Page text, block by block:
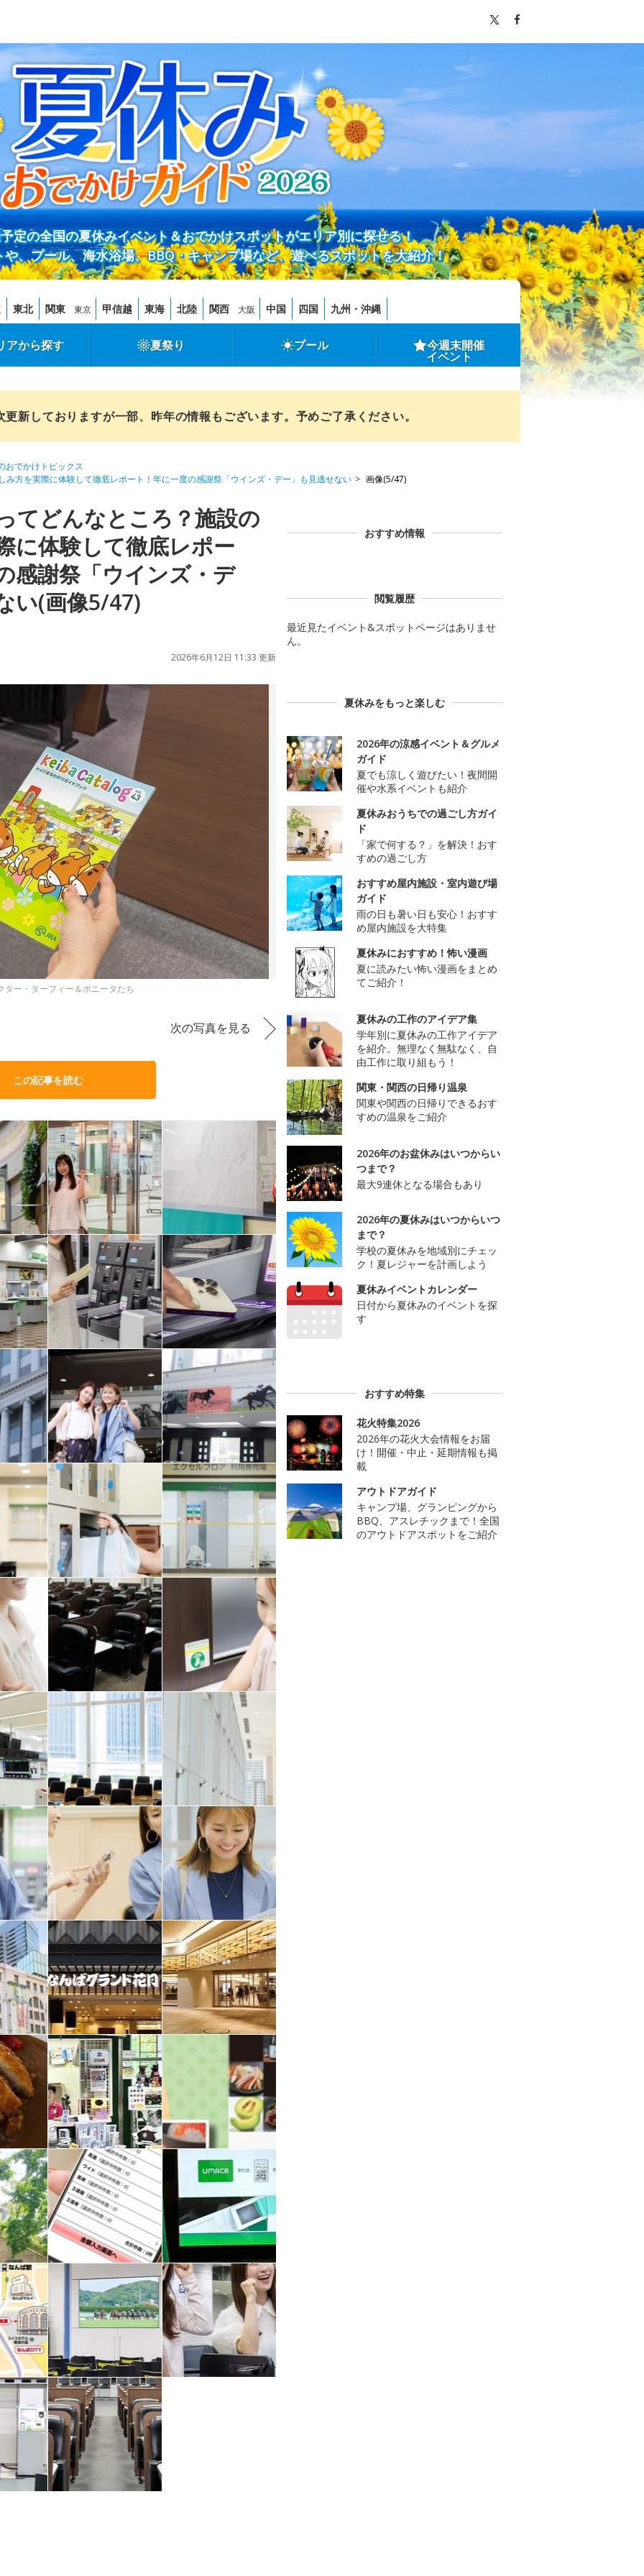
定の全国の夏休みイベント＆おでかけスポットがエリア別に探せる！
、プール、海水浴場、BBQ・キャンプ場など、遊べるスポットを大紹介！
東北 関東 東京 甲信越 東海 北陸 関西 大阪 中国 四国 九州・沖縄
アから探す 夏祭り プール 今週末開催
イベント
新しておりますが一部、昨年の情報もございます。予めご了承ください。
おでかけトピックス
み方を実際に体験して徹底レポート！年に一度の感謝祭「ウインズ・デー」も見逃せない
画像(5/47)
てどんなところ？施設の
に体験して徹底レポー
感謝祭「ウインズ・デ
い(画像5/47)
2026年6月12日 11:33 更新
ター・ターフィー＆ポニータたち
次の写真を見る
この記事を読む
おすすめ情報
閲覧履歴
最近見たイベント&スポットページはありませ
ん。
夏休みをもっと楽しむ
2026年の涼感イベント＆グルメ
ガイド
夏でも涼しく遊びたい！夜間開
催や水系イベントも紹介
夏休みおうちでの過ごし方ガイ
ド
「家で何する？」を解決！おす
すめの過ごし方
おすすめ屋内施設・室内遊び場
ガイド
雨の日も暑い日も安心！おすす
め屋内施設を大特集
夏休みにおすすめ！怖い漫画
夏に読みたい怖い漫画をまとめ
てご紹介！
夏休みの工作のアイデア集
学年別に夏休みの工作アイデア
を紹介。無理なく無駄なく、自
由工作に取り組もう！
関東・関西の日帰り温泉
関東や関西の日帰りできるおす
すめの温泉をご紹介
2026年のお盆休みはいつからい
つまで？
最大9連休となる場合もあり
2026年の夏休みはいつからいつ
まで？
学校の夏休みを地域別にチェッ
ク！夏レジャーを計画しよう
夏休みイベントカレンダー
日付から夏休みのイベントを探
す
おすすめ特集
花火特集2026
2026年の花火大会情報をお届
け！開催・中止・延期情報も掲
載
アウトドアガイド
キャンプ場、グランピングから
BBQ、アスレチックまで！全国
のアウトドアスポットをご紹介